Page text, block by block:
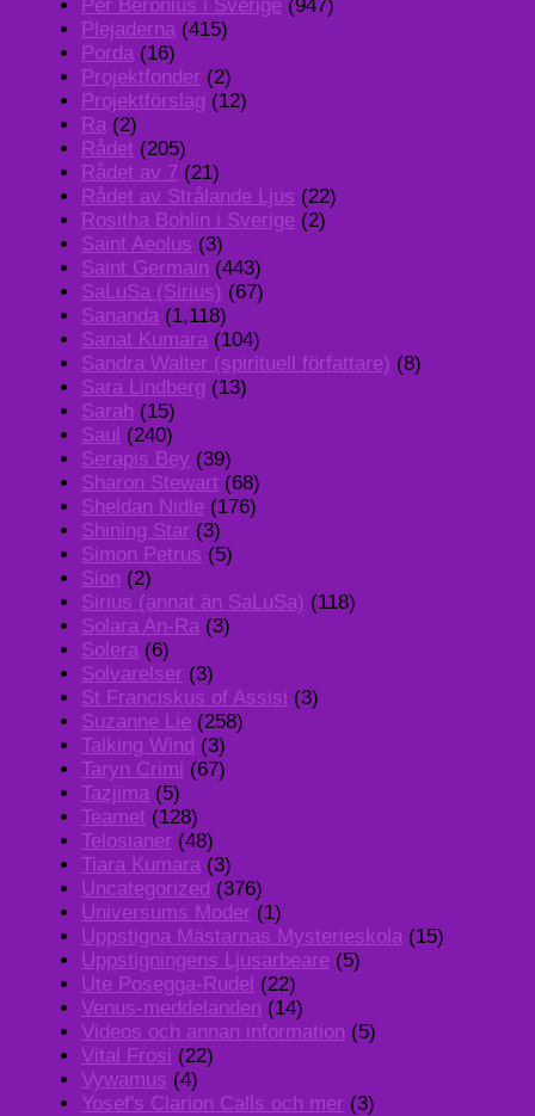
Per Beronius i Sverige (947)
Plejaderna (415)
Porda (16)
Projektfonder (2)
Projektförslag (12)
Ra (2)
Rådet (205)
Rådet av 7 (21)
Rådet av Strålande Ljus (22)
Rositha Bohlin i Sverige (2)
Saint Aeolus (3)
Saint Germain (443)
SaLuSa (Sirius) (67)
Sananda (1,118)
Sanat Kumara (104)
Sandra Walter (spirituell författare) (8)
Sara Lindberg (13)
Sarah (15)
Saul (240)
Serapis Bey (39)
Sharon Stewart (68)
Sheldan Nidle (176)
Shining Star (3)
Simon Petrus (5)
Sion (2)
Sirius (annat än SaLuSa) (118)
Solara An-Ra (3)
Solera (6)
Solvarelser (3)
St Franciskus of Assisi (3)
Suzanne Lie (258)
Talking Wind (3)
Taryn Crimi (67)
Tazjima (5)
Teamet (128)
Telosianer (48)
Tiara Kumara (3)
Uncategorized (376)
Universums Moder (1)
Uppstigna Mästarnas Mysterieskola (15)
Uppstigningens Ljusarbeare (5)
Ute Posegga-Rudel (22)
Venus-meddelanden (14)
Videos och annan information (5)
Vital Frosi (22)
Vywamus (4)
Yosef's Clarion Calls och mer (3)